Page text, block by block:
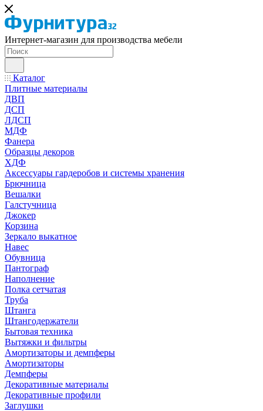
Интернет-магазин для производства мебели
Каталог
Плитные материалы
ДВП
ДСП
ЛДСП
МДФ
Фанера
Образцы декоров
ХДФ
Аксессуары гардеробов и системы хранения
Брючница
Вешалки
Галстучница
Джокер
Корзина
Зеркало выкатное
Навес
Обувница
Пантограф
Наполнение
Полка сетчатая
Труба
Штанга
Штангодержатели
Бытовая техника
Вытяжки и фильтры
Амортизаторы и демпферы
Амортизаторы
Демпферы
Декоративные материалы
Декоративные профили
Заглушки